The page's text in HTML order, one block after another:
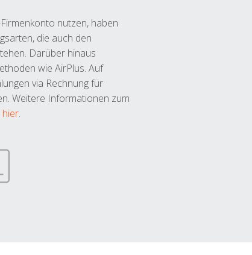
nutzen, haben
die auch den
Darüber hinaus
wie AirPlus. Auf
via Rechnung für
Weitere Informationen zum
hier.